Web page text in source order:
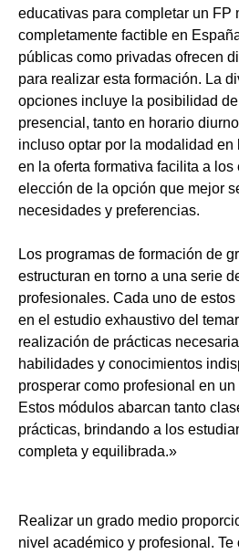
educativas para completar un FP
completamente factible en
públicas como privadas ofrecen
para realizar esta formación. La
opciones incluye la posibilidad
presencial, tanto en horario
incluso optar por la modalidad en
en la oferta formativa facilita a los
elección de la opción que mejor
necesidades y preferencias.
Los programas de formación de
estructuran en torno a una serie
profesionales. Cada uno de
en el estudio exhaustivo del
realización de prácticas
habilidades y conocimientos
prosperar como profesional en
Estos módulos abarcan tanto
prácticas, brindando a los
completa y equilibrada.»
Realizar un grado medio
nivel académico y profesional. Te